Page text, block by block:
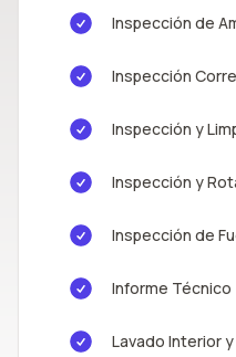
Inspección de
Inspección
Inspección y
Inspección y
Inspección de
Informe Técnico
Lavado Interior